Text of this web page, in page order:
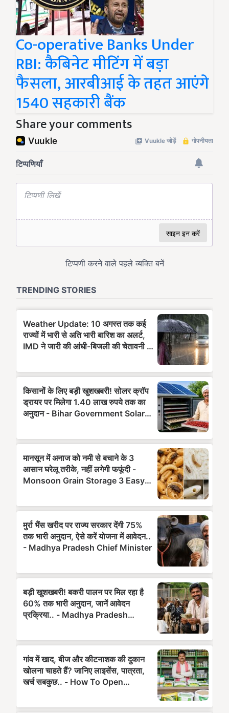
Co-operative Banks Under
RBI: कैबिनेट मीटिंग में बड़ा
फैसला, आरबीआई के तहत आएंगे
1540 सहकारी बैंक
Share your comments